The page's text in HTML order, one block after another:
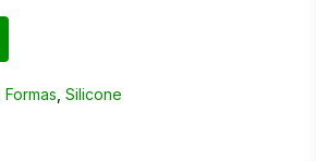
Formas Silicone